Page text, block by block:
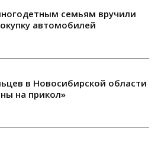
семьям вручили
автомобилей
в Новосибирской области
на прикол»